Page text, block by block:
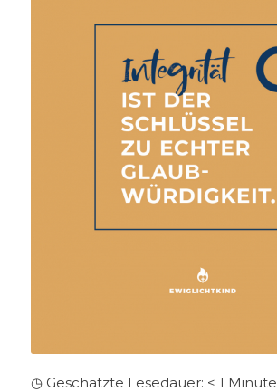
◷ Geschätzte Lesedauer: < 1 Minute